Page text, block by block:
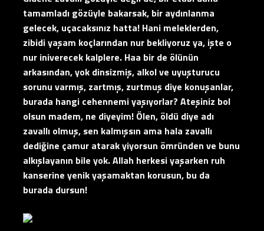
tamamladı gözüyle bakarsak, bir aydınlanma
gelecek, uçacaksınız hatta! Hani meleklerden,
zibidi yaşam koçlarından nur bekliyoruz ya, işte o
nur iniverecek kalplere. Haa bir de ölünün
arkasından, yok dinsizmiş, alkol ve uyuşturucu
sorunu varmış, zartmış, zurtmuş diye konuşanlar,
burada hangi cehennemi yaşıyorlar? Ateşiniz bol
olsun madem, ne diyeyim! Ölen, öldü diye adı
zavallı olmuş, sen kalmışsın ama hala zavallı
dediğine çamur atarak yiyorsun ömründen ve bunu
alkışlayanın bile yok. Allah herkesi yaşarken ruh
kanserine yenik yaşamaktan korusun, bu da
burada dursun!